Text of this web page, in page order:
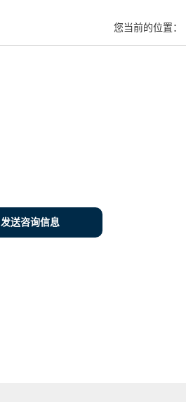
您当前的位置：
发送咨询信息